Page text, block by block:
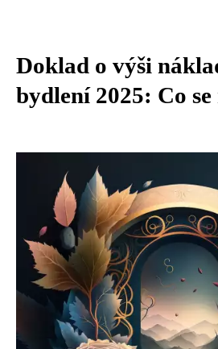
Doklad o výši
bydlení 2025: Co se